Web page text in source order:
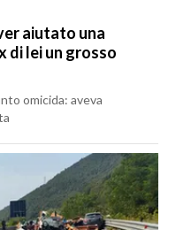
aiutato una
di lei un grosso
omicida: aveva